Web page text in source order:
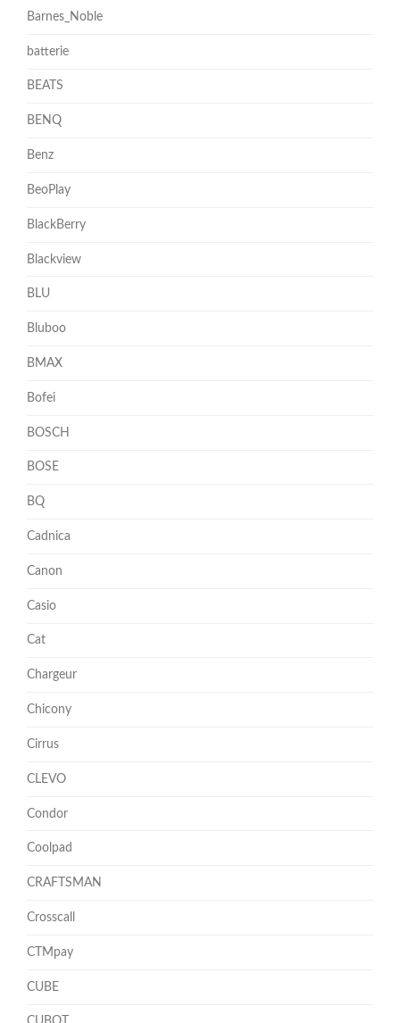
Barnes_Noble
batterie
BEATS
BENQ
Benz
BeoPlay
BlackBerry
Blackview
BLU
Bluboo
BMAX
Bofei
BOSCH
BOSE
BQ
Cadnica
Canon
Casio
Cat
Chargeur
Chicony
Cirrus
CLEVO
Condor
Coolpad
CRAFTSMAN
Crosscall
CTMpay
CUBE